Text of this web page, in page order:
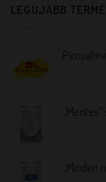
LEGÚJABB